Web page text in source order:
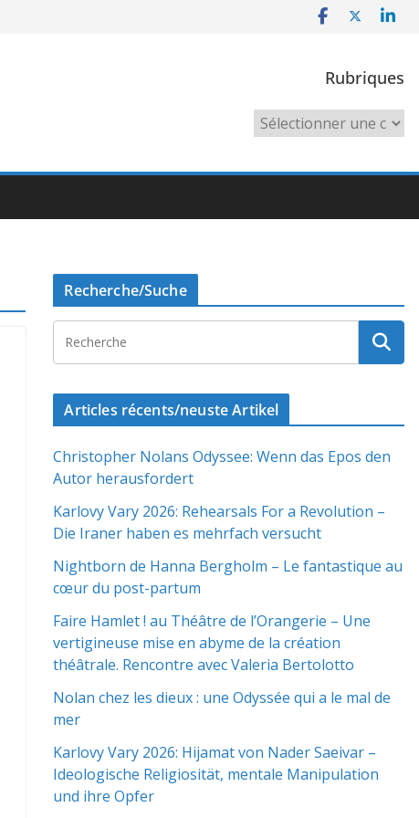
Rubriques
Rubriques
Recherche/Suche
Articles récents/neuste Artikel
Christopher Nolans Odyssee: Wenn das Epos den
Autor herausfordert
Karlovy Vary 2026: Rehearsals For a Revolution –
Die Iraner haben es mehrfach versucht
Nightborn de Hanna Bergholm – Le fantastique au
cœur du post-partum
Faire Hamlet ! au Théâtre de l’Orangerie – Une
vertigineuse mise en abyme de la création
théâtrale. Rencontre avec Valeria Bertolotto
Nolan chez les dieux : une Odyssée qui a le mal de
mer
Karlovy Vary 2026: Hijamat von Nader Saeivar​​ –
Ideologische Religiosität, mentale Manipulation
und ihre Opfer